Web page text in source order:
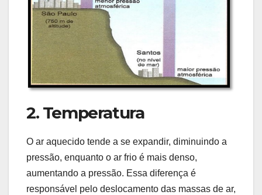
2. Temperatura
O ar aquecido tende a se expandir, diminuindo a
pressão, enquanto o ar frio é mais denso,
aumentando a pressão. Essa diferença é
responsável pelo deslocamento das massas de ar,